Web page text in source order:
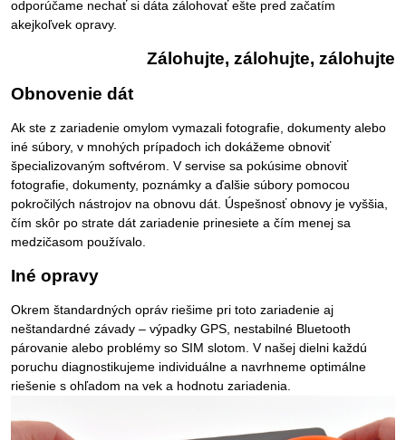
odporúčame nechať si dáta zálohovať ešte pred začatím
akejkoľvek opravy.
Zálohujte, zálohujte, zálohujte
Obnovenie dát
Ak ste z zariadenie omylom vymazali fotografie, dokumenty alebo
iné súbory, v mnohých prípadoch ich dokážeme obnoviť
špecializovaným softvérom. V servise sa pokúsime obnoviť
fotografie, dokumenty, poznámky a ďalšie súbory pomocou
pokročilých nástrojov na obnovu dát. Úspešnosť obnovy je vyššia,
čím skôr po strate dát zariadenie prinesiete a čím menej sa
medzičasom používalo.
Iné opravy
Okrem štandardných opráv riešime pri toto zariadenie aj
neštandardné závady – výpadky GPS, nestabilné Bluetooth
párovanie alebo problémy so SIM slotom. V našej dielni každú
poruchu diagnostikujeme individuálne a navrhneme optimálne
riešenie s ohľadom na vek a hodnotu zariadenia.